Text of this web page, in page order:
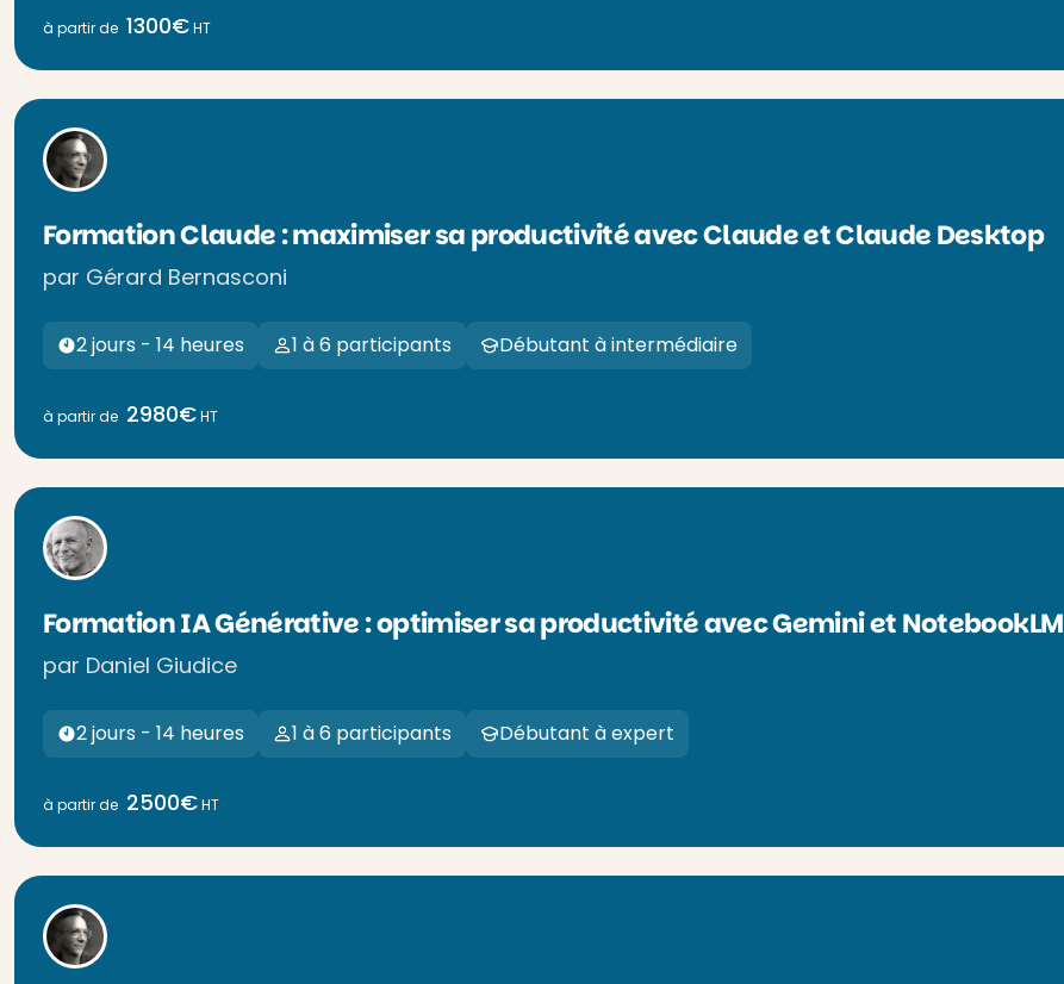
à partir de 1300€HT
Formation Claude : maximiser sa productivité avec Claude et Claude Desktop
par Gérard Bernasconi
2 jours - 14 heures 1 à 6 participants Débutant à intermédiaire
à partir de 2980€HT
Formation IA Générative : optimiser sa productivité avec Gemini et NotebookLM
par Daniel Giudice
2 jours - 14 heures 1 à 6 participants Débutant à expert
à partir de 2500€HT